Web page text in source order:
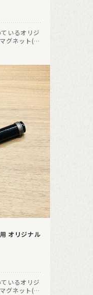
いるオリジ
グネット(木
オリジナル
いるオリジ
グネット(木